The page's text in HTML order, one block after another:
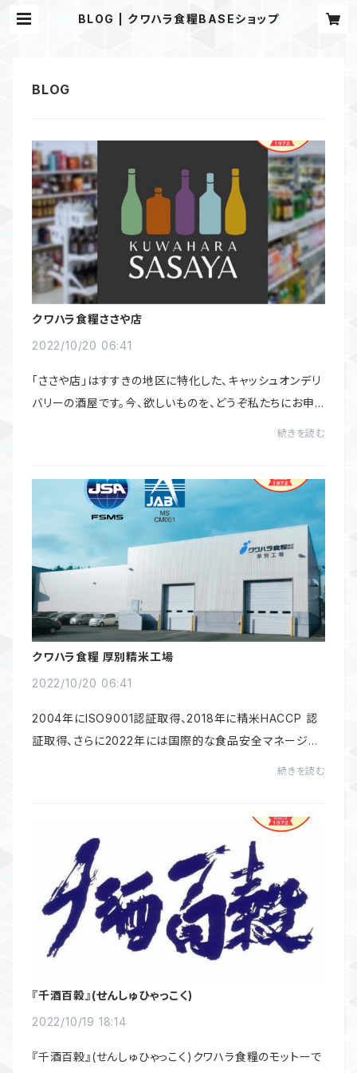
BLOG | クワハラ食糧BASEショップ
クワハラ食糧ささや店
2022/10/20 06:41
「ささや店」はすすきの地区に特化した、キャッシュオンデリ
バリーの酒屋です。今、欲しいものを、どうぞ私たちにお申し
続きを読む
クワハラ食糧 厚別精米工場
2022/10/20 06:41
2004年にISO9001認証取得、2018年に精米HACCP 認
証取得、さらに2022年には国際的な食品安全マネージメ
続きを読む
『千酒百穀』(せんしゅひゃっこく)
2022/10/19 18:14
『千酒百穀』(せんしゅひゃっこく)クワハラ食糧のモットーで